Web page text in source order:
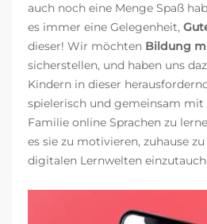
auch noch eine Menge Spaß
es immer eine Gelegenheit,
dieser! Wir möchten Bildung
sicherstellen, und haben uns
Kindern in dieser
spielerisch und gemeinsam mit
Familie online Sprachen zu
es sie zu motivieren, zuhause
digitalen Lernwelten